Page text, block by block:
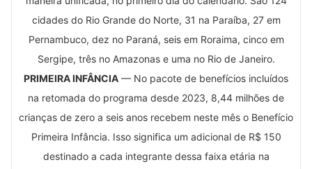
cidades do Rio Grande do Norte, 31 na Paraíba, 27 em
Pernambuco, dez no Paraná, seis em Roraima, cinco em
Sergipe, três no Amazonas e uma no Rio de Janeiro.
PRIMEIRA INFÂNCIA — No pacote de benefícios incluídos
na retomada do programa desde 2023, 8,44 milhões de
crianças de zero a seis anos recebem neste mês o Benefício
Primeira Infância. Isso significa um adicional de R$ 150
destinado a cada integrante dessa faixa etária na